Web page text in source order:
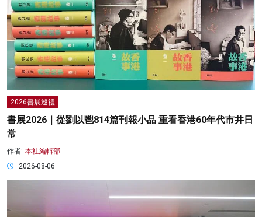
2026書展巡禮
書展2026｜從劉以鬯814篇刊報小品 重看香港60年代市井日
常
作者: 本社編輯部
2026-08-06